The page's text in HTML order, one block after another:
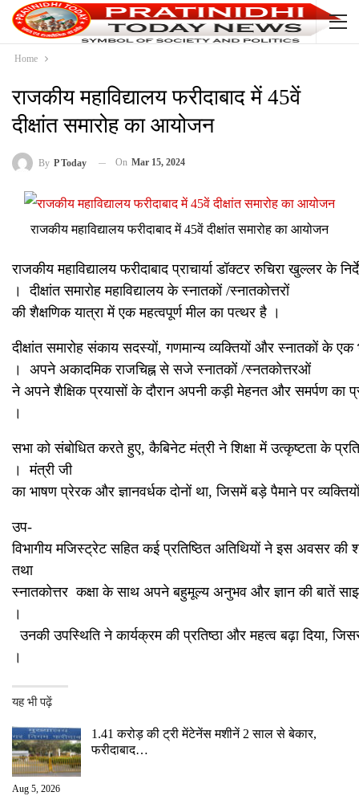
Home
राजकीय महाविद्यालय फरीदाबाद में 45वें
दीक्षांत समारोह का आयोजन
By P Today On Mar 15, 2024
राजकीय महाविद्यालय फरीदाबाद में 45वें दीक्षांत समारोह का आयोजन
राजकीय महाविद्यालय फरीदाबाद प्राचार्या डॉक्टर रुचिरा
। दीक्षांत समारोह महाविद्यालय के स्नातकों /स्नातकोत्तरों
की शैक्षणिक यात्रा में एक महत्वपूर्ण मील का पत्थर है ।
दीक्षांत समारोह संकाय सदस्यों, गणमान्य व्यक्तियों और स्नातकों
। अपने अकादमिक राजचिह्न से सजे स्नातकों /स्नतकोत्तरओं
ने अपने शैक्षिक प्रयासों के दौरान अपनी कड़ी मेहनत और समर्पण का
।
सभा को संबोधित करते हुए, कैबिनेट मंत्री ने शिक्षा में उत्कृष्टता के
। मंत्री जी
का भाषण प्रेरक और ज्ञानवर्धक दोनों था, जिसमें बड़े पैमाने पर
उप-
विभागीय मजिस्ट्रेट सहित कई प्रतिष्ठित अतिथियों ने इस अवसर की
तथा
स्नातकोत्तर कक्षा के साथ अपने बहुमूल्य अनुभव और ज्ञान की बातें
।
उनकी उपस्थिति ने कार्यक्रम की प्रतिष्ठा और महत्व बढ़ा दिया,
।
यह भी पढ़ें
1.41 करोड़ की ट्री मेंटेनेंस मशीनें 2 साल से बेकार,
फरीदाबाद…
Aug 5, 2026